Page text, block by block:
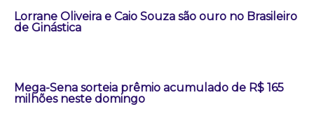
Lorrane Oliveira e Caio Souza são ouro no Brasileiro
de Ginástica
Mega-Sena sorteia prêmio acumulado de R$ 165
milhões neste domingo